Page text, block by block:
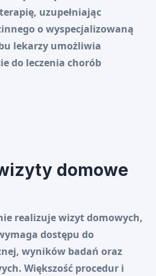
uzupełniając
o wyspecjalizowaną
lekarzy umożliwia
do leczenia chorób
domowe
realizuje wizyt domowych,
dostępu do
wyników badań oraz
Większość procedur i